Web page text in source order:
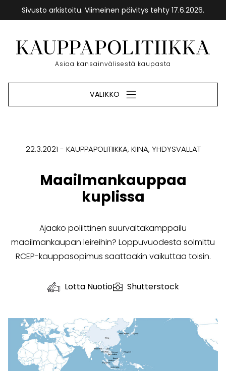
Sivusto arkistoitu. Viimeinen päivitys tehty 17.6.2026.
sisältöön
Etusivu
Asiaa kansainvälisestä kaupasta
VALIKKO
22.3.2021 KAUPPAPOLITIIKKA KIINA YHDYSVALLAT
Maailmankauppaa
kuplissa
Ajaako poliittinen suurvaltakamppailu
maailmankaupan leireihin? Loppuvuodesta solmittu
RCEP-kauppasopimus saattaakin vaikuttaa toisin.
Lotta Nuotio Shutterstock